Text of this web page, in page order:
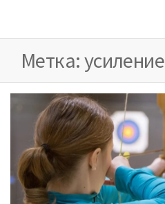
Метка:усиление